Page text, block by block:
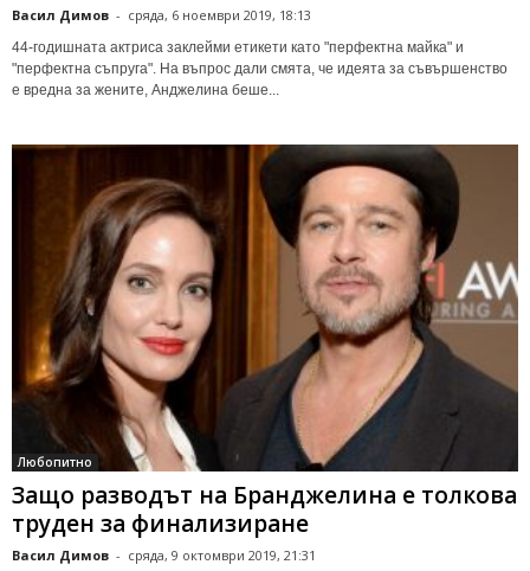
Васил Димов - сряда, 6 ноември 2019, 18:13
44-годишната актриса заклейми етикети като "перфектна майка" и
"перфектна съпруга". На въпрос дали смята, че идеята за съвършенство
е вредна за жените, Анджелина беше...
Любопитно
Защо разводът на Бранджелина е толкова
труден за финализиране
Васил Димов - сряда, 9 октомври 2019, 21:31